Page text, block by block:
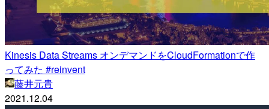
Kinesis Data Streams オンデマンドをCloudFormationで作
ってみた #reinvent
藤井元貴
2021.12.04